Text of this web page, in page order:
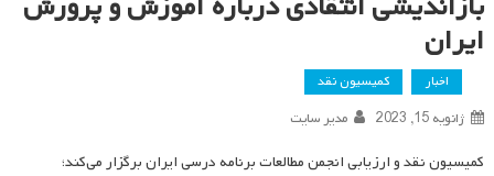
ایران
اخبار کمیسیون نقد
ژانویه 15, 2023 مدیر سایت
کمیسیون نقد و ارزیابی انجمن مطالعات برنامه درسی ایران برگزار می‌کند؛